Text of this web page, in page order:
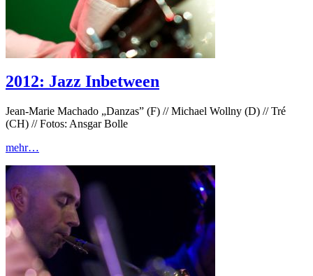
2012: Jazz Inbetween
Jean-Marie Machado „Danzas” (F) // Michael Wollny (D) // Tré
(CH) // Fotos: Ansgar Bolle
mehr…